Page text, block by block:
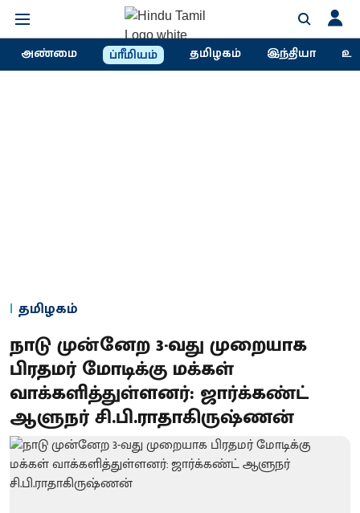
அண்மை ப்ரீமியம் தமிழகம் இந்தியா
தமிழகம்
நாடு முன்னேற 3-வது முறையாக
பிரதமர் மோடிக்கு மக்கள்
வாக்களித்துள்ளனர்: ஜார்க்கண்ட்
ஆளுநர் சி.பி.ராதாகிருஷ்ணன்